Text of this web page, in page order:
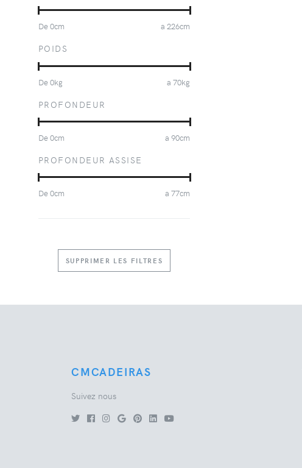
De0cm a 226cm
POIDS
De0kg a 70kg
PROFONDEUR
De0cm a 90cm
PROFONDEUR ASSISE
De0cm a 77cm
SUPPRIMER LES FILTRES
CMCADEIRAS
Suivez nous